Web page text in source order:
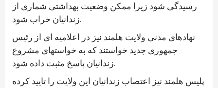
رسیدگی شود زیرا ممکن وضعیت بهداشتی شماری از
زندانیان خراب شود.
نهادهای مدنی ولایت هلمند نیز در اعلامیه ای از رئیس
جمهوری جدید خواستند که به خواستهای مشروع
زندانیان پاسخ مثبت داده شود.
پلیس هلمند نیز اعتصاب زندانیان این ولایت را تایید کرده